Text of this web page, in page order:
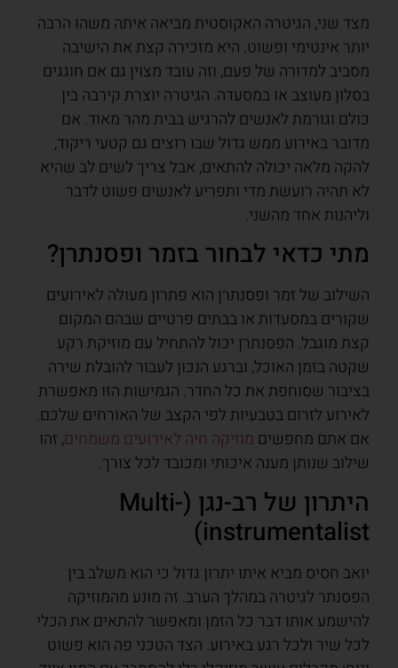
מצד שני, הגיטרה האקוסטית מביאה איתה משהו הרבה
יותר אינטימי ופשוט. היא מזכירה קצת את הישיבה
מסביב למדורה של פעם, וזה עובד מצוין גם אם חוגגים
בסלון מעוצב או במסעדה. הגיטרה יוצרת קירבה בין
כולם וגורמת לאנשים להרגיש בבית מהר מאוד. אם
מדובר באירוע ממש גדול שבו רוצים גם קטעי ריקוד,
להקה מלאה יכולה להתאים, אבל צריך לשים לב שהיא
לא תהיה רועשת מדי ותפריע לאנשים פשוט לדבר
וליהנות אחד מהשני.
מתי כדאי לבחור בזמר ופסנתרן?
השילוב של זמר ופסנתרן הוא פתרון מעולה לאירועים
שקורים במסעדות או בבתים פרטיים שבהם המקום
קצת מוגבל. הפסנתרן יכול להתחיל עם מוזיקת רקע
שקטה בזמן האוכל, וברגע הנכון לעבור להובלת שירה
בציבור שסוחפת את כל החדר. הגמישות הזו מאפשרת
לאירוע לזרום בטבעיות לפי הקצב של האורחים שלכם.
אם אתם מחפשים מוזיקה חיה לאירועים משמחים, זהו
שילוב שנותן מענה איכותי ומכובד לכל צורך.
היתרון של רב-נגן (Multi-
instrumentalist)
יואב חסיס מביא איתו יתרון גדול כי הוא משלב בין
הפסנתר לגיטרה במהלך הערב. זה מונע מהמוזיקה
להישמע אותו דבר כל הזמן ומאפשר להתאים את הכלי
לכל שיר ולכל רגע באירוע. הצד הטכני פה הוא פשוט